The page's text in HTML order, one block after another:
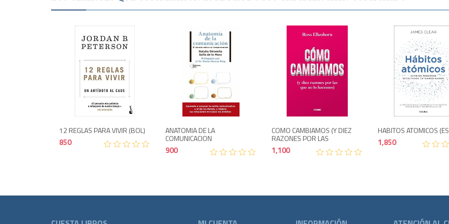
12 REGLAS PARA VIVIR (BOL)
850
ANATOMIA DE LA
COMUNICACION
900
Agotado
COMO CAMBIAMOS (Y DIEZ
RAZONES POR LAS
1,100
Agotado
HABITOS ATOMICOS
1,850
Agotado